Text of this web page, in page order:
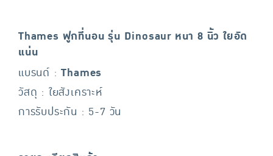
Thames ฟูกที่นอน รุ่น Dinosaur หนา 8 นิ้ว ใยอัด
แน่น
แบรนด์ :Thames
วัสดุ : ใยสังเคราะห์
การรับประกัน : 5-7 วัน